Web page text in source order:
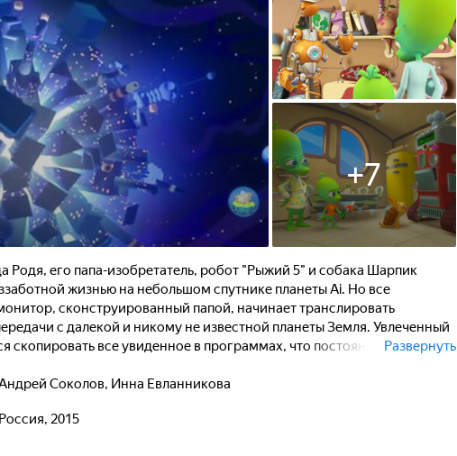
+7
Родя, его папа-изобретатель, робот "Рыжий 5" и собака Шарпик
жизнью на небольшом спутнике планеты Ai. Но все
сконструированный папой, начинает транслировать
с далекой и никому не известной планеты Земля. Увлеченный
скопировать все увиденное в программах, что постоянно приводит к
Развернуть
Андрей Соколов, Инна Евланникова
Россия, 2015